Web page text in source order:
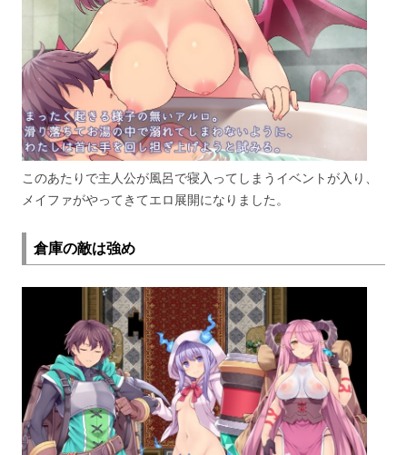
このあたりで主人公が風呂で寝入ってしまうイベントが入り、
メイファがやってきてエロ展開になりました。
倉庫の敵は強め